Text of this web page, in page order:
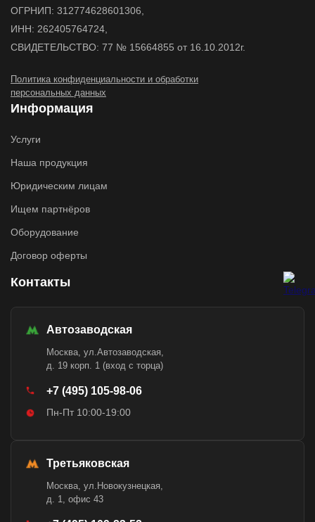
ОГРНИП: 312774628601306,
ИНН: 262405764724,
СВИДЕТЕЛЬСТВО: 77 № 15664855 от 16.10.2012г.
Политика конфиденциальности и обработки
персональных данных
Информация
Услуги
Наша продукция
Юридическим лицам
Ищем партнёров
Оборудование
Договор оферты
Контакты
Автозаводская
Москва, ул.Автозаводская,
д. 19 корп. 1 (вход с торца)
+7 (495) 105-98-06
Пн-Пт 10:00-19:00
Третьяковская
Москва, ул.Новокузнецкая,
д. 1, офис 43